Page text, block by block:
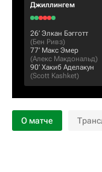
Джиллингем
26‎’‎ Элкан Бэгготт
(Бен Ривз)
77‎’‎ Макс Эмер
(Алекс Макдональд)
90‎’‎ Хакиб Аделакун
(Scott Kashket)
О матче